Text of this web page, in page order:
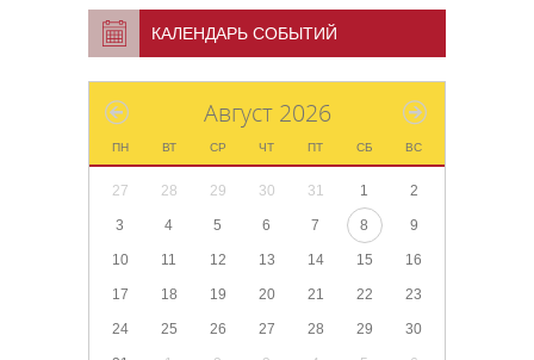
КАЛЕНДАРЬ СОБЫТИЙ
Август 2026
ПН ВТ СР ЧТ ПТ СБ ВС
27 28 29 30 31 1 2
3 4 5 6 7 8 9
10 11 12 13 14 15 16
17 18 19 20 21 22 23
24 25 26 27 28 29 30